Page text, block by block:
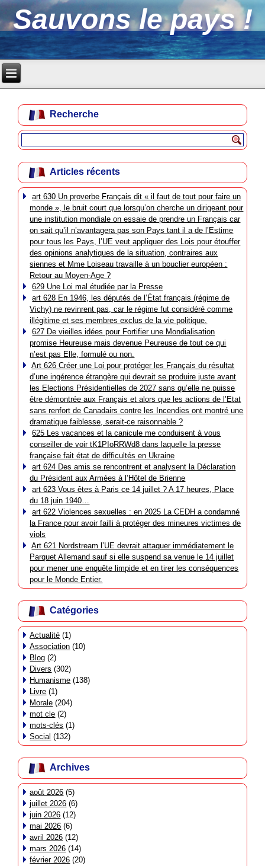
Sauvons le pays !
Recherche
Articles récents
art 630 Un proverbe Français dit « il faut de tout pour faire un
monde », le bruit court que lorsqu’on cherche un dirigeant pour
une institution mondiale on essaie de prendre un Français car
on sait qu’il n’avantagera pas son Pays tant il a de l’Estime
pour tous les Pays, l’UE veut appliquer des Lois pour étouffer
des opinions analytiques de la situation, contraires aux
siennes et Mme Loiseau travaille à un bouclier européen :
Retour au Moyen-Age ?
629 Une Loi mal étudiée par la Presse
art 628 En 1946, les députés de l’État français (régime de
Vichy) ne revinrent pas, car le régime fut considéré comme
illégitime et ses membres exclus de la vie politique.
627 De vieilles idées pour Fortifier une Mondialisation
promise Heureuse mais devenue Peureuse de tout ce qui
n’est pas Elle, formulé ou non.
Art 626 Créer une Loi pour protéger les Français du résultat
d’une ingérence étrangère qui devrait se produire juste avant
les Elections Présidentielles de 2027 sans qu’elle ne puisse
être démontrée aux Français et alors que les actions de l’Etat
sans renfort de Canadairs contre les Incendies ont montré une
dramatique faiblesse, serait-ce raisonnable ?
625 Les vacances et la canicule me conduisent à vous
conseiller de voir tK1PIoRRWd8 dans laquelle la presse
française fait état de difficultés en Ukraine
art 624 Des amis se rencontrent et analysent la Déclaration
du Président aux Armées à l’Hôtel de Brienne
art 623 Vous êtes à Paris ce 14 juillet ? A 17 heures, Place
du 18 juin 1940…
art 622 Violences sexuelles : en 2025 La CEDH a condamné
la France pour avoir failli à protéger des mineures victimes de
viols
Art 621 Nordstream l’UE devrait attaquer immédiatement le
Parquet Allemand sauf si elle suspend sa venue le 14 juillet
pour mener une enquête limpide et en tirer les conséquences
pour le Monde Entier.
Catégories
Actualité (1)
Association (10)
Blog (2)
Divers (302)
Humanisme (138)
Livre (1)
Morale (204)
mot cle (2)
mots-clés (1)
Social (132)
Archives
août 2026 (5)
juillet 2026 (6)
juin 2026 (12)
mai 2026 (6)
avril 2026 (12)
mars 2026 (14)
février 2026 (20)